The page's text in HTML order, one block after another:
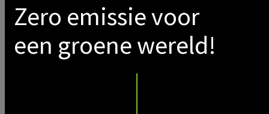
Zero emissie voor
een groene wereld!